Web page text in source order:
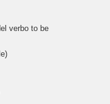
verbo to be